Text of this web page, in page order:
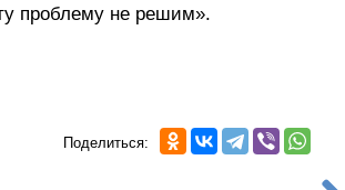
проблему не решим».
Поделиться: